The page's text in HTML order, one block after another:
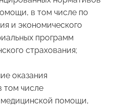
в том числе по
и экономического
программ
страхования;
оказания
том числе
медицинской помощи,